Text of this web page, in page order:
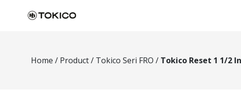
Home / Product/ Tokico Seri FRO / Tokico Reset 1 1/2